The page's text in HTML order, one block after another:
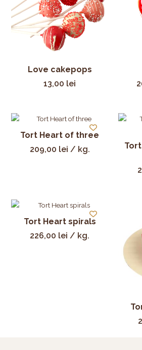
Love cakepops
13,00 lei
Tort Heart of three
209,00 lei / kg.
Tort Heart spirals
226,00 lei / kg.